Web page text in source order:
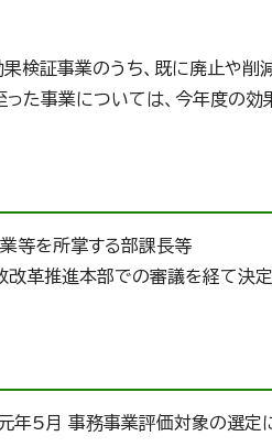
果検証事業のうち、既に廃止や
た事業については、今年度の効
等を所掌する部課長等
改革推進本部での審議を経て決定
年5月 事務事業評価対象の選定